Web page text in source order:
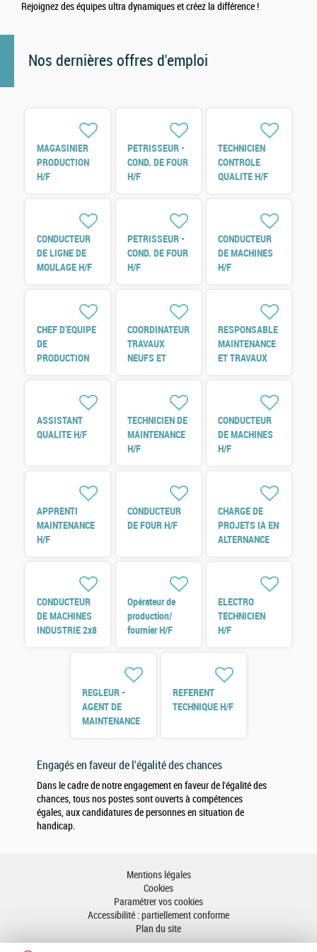
Rejoignez des équipes ultra dynamiques et créez la différence !
Nos dernières offres d'emploi
MAGASINIER
PRODUCTION
H/F
PETRISSEUR -
COND. DE FOUR
H/F
TECHNICIEN
CONTROLE
QUALITE H/F
CONDUCTEUR
DE LIGNE DE
MOULAGE H/F
PETRISSEUR -
COND. DE FOUR
H/F
CONDUCTEUR
DE MACHINES
H/F
CHEF D'EQUIPE
DE
PRODUCTION
COORDINATEUR
TRAVAUX
NEUFS ET
RESPONSABLE
MAINTENANCE
ET TRAVAUX
ASSISTANT
QUALITE H/F
TECHNICIEN DE
MAINTENANCE
H/F
CONDUCTEUR
DE MACHINES
H/F
APPRENTI
MAINTENANCE
H/F
CONDUCTEUR
DE FOUR H/F
CHARGE DE
PROJETS IA EN
ALTERNANCE
CONDUCTEUR
DE MACHINES
INDUSTRIE 2x8
Opérateur de
production/
fournier H/F
ELECTRO
TECHNICIEN
H/F
REGLEUR -
AGENT DE
MAINTENANCE
REFERENT
TECHNIQUE H/F
Engagés en faveur de l'égalité des chances
Dans le cadre de notre engagement en faveur de l'égalité des
chances, tous nos postes sont ouverts à compétences
égales, aux candidatures de personnes en situation de
handicap.
Mentions légales
Cookies
Paramétrer vos cookies
Accessibilité : partiellement conforme
Plan du site